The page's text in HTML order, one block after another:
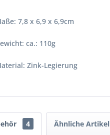
7,8 x 6,9 x 6,9cm
ca.: 110g
Zink-Legierung
4 Ähnliche Artikel